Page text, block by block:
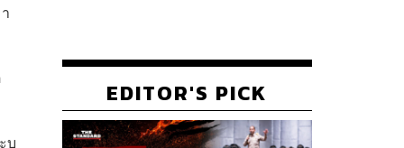
บุ
EDITOR'S PICK